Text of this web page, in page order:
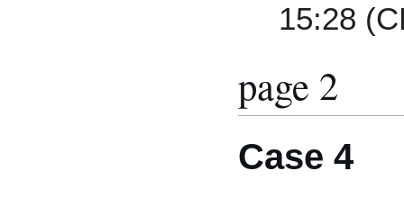
15:28
page 2
Case 4